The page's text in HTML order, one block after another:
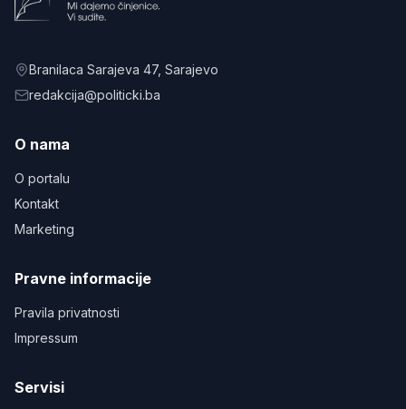
Branilaca Sarajeva 47, Sarajevo
redakcija@politicki.ba
O nama
O portalu
Kontakt
Marketing
Pravne informacije
Pravila privatnosti
Impressum
Servisi